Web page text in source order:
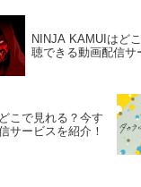
NINJA KAMUIはど
聴できる動画配信サ
こで見れる？今す
サービスを紹介！